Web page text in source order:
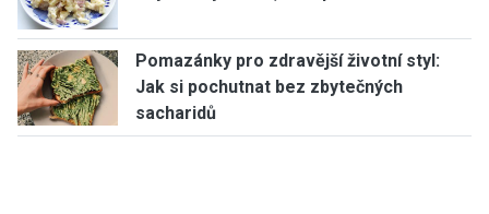
Pomazánky pro zdravější životní styl:
Jak si pochutnat bez zbytečných
sacharidů